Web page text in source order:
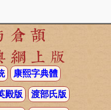
倉頡
網上版
康熙字典體
殿版 渡部氏版